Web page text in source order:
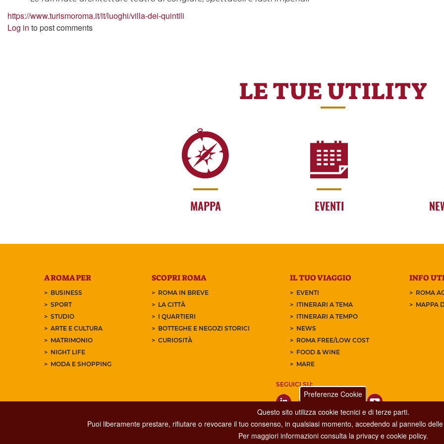
https://www.turismoroma.it/it/luoghi/villa-dei-quintili
Log in to post comments
LE TUE UTILITY
MAPPA EVENTI
A ROMA PER
BUSINESS
SPORT
STUDIO
ARTE E CULTURA
MATRIMONIO
NIGHT LIFE
MODA E SHOPPING
SCOPRI ROMA
ROMA IN BREVE
LA CITTÀ
I QUARTIERI
BOTTEGHE E NEGOZI STORICI
CURIOSITÀ
IL TUO VIAGGIO
EVENTI
ITINERARI A TEMA
ITINERARI A TEMPO
NEWS
ROMA FREE/LOW COST
FOOD & WINE
MARE
INFO
ROMA
MAPPA
SEGUICI SU:
Preferenze Cookie
Questo sito utilizza cookie tecnici e di terze parti.
Puoi liberamente prestare, rifiutare o revocare il tuo consenso, in qualsiasi momento, accedendo al pannello
Per maggiori informazioni consulta la privacy e cookie policy.